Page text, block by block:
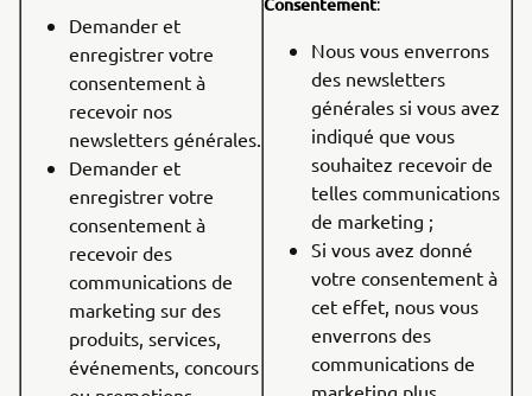
Demander et
enregistrer votre
consentement à
recevoir nos
newsletters générales.
Demander et
enregistrer votre
consentement à
recevoir des
communications de
marketing sur des
produits, services,
événements, concours
Nous vous enverrons
des newsletters
générales si vous avez
indiqué que vous
souhaitez recevoir de
telles communications
de marketing ;
Si vous avez donné
votre consentement à
cet effet, nous vous
enverrons des
communications de
marketing plus